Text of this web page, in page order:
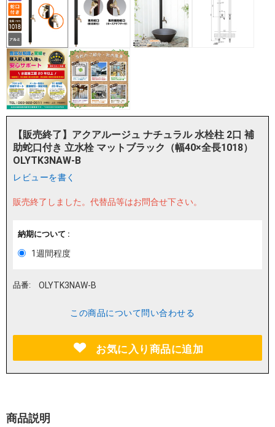
【販売終了】アクアルージュ ナチュラル 水栓柱 2口 補
助蛇口付き 立水栓 マットブラック（幅40×全長1018）
OLYTK3NAW-B
レビューを書く
販売終了しました。 代替品等はお問合せ下さい。
納期について :
1週間程度
品番: OLYTK3NAW-B
この商品について問い合わせる
お気に入り商品に追加
商品説明